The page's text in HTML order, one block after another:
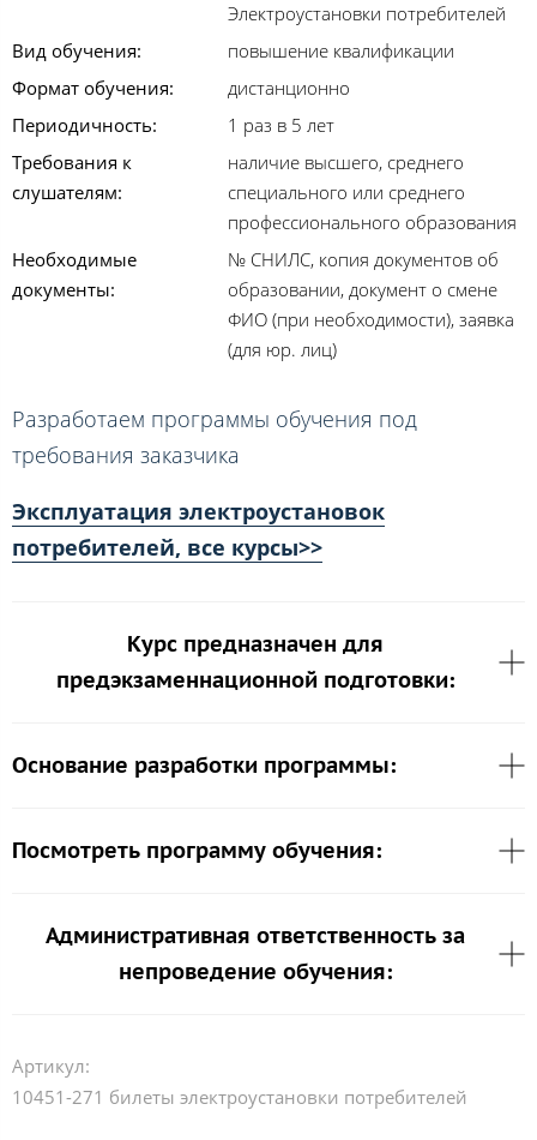
Электроустановки потребителей
Вид обучения:
повышение квалификации
Формат обучения:
дистанционно
Периодичность:
1 раз в 5 лет
Требования к
слушателям:
наличие высшего, среднего
специального или среднего
профессионального образования
Необходимые
документы:
№ СНИЛС, копия документов об
образовании, документ о смене
ФИО (при необходимости), заявка
(для юр. лиц)
Разработаем программы обучения под
требования заказчика
Эксплуатация электроустановок
потребителей, все курсы>>
Курс предназначен для
предэкзаменнационной подготовки:
Основание разработки программы:
Посмотреть программу обучения:
Административная ответственность за
непроведение обучения:
Артикул:
10451-271 билеты электроустановки потребителей